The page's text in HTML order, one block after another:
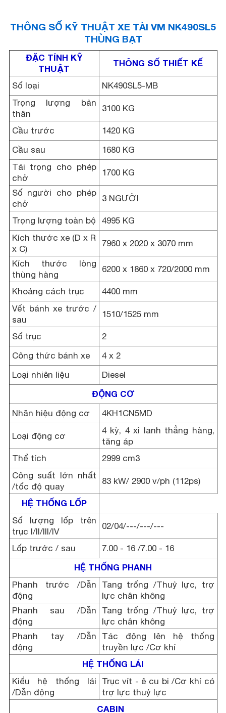
THÔNG SỐ KỸ THUẬT XE TÀI VM NK490SL5
THÙNG BẠT
ĐẶC TÍNH KỸ
THUẬT
THÔNG SỐ THIẾT KẾ
Số loại
NK490SL5-MB
Trọng lượng bản
thân
3100 KG
Cầu trước
1420 KG
Cầu sau
1680 KG
Tải trọng cho phép
chở
1700 KG
Số người cho phép
chở
3 NGƯỜI
Trọng lượng toàn bộ
4995 KG
Kích thước xe (D x R
x C)
7960 x 2020 x 3070 mm
Kích thước lòng
thùng hàng
6200 x 1860 x 720/2000 mm
Khoảng cách trục
4400 mm
Vết bánh xe trước /
sau
1510/1525 mm
Số trục
2
Công thức bánh xe
4 x 2
Loại nhiên liệu
Diesel
ĐỘNG CƠ
Nhãn hiệu động cơ 4KH1CN5MD
Loại động cơ
4 kỳ, 4 xi lanh thẳng hàng,
tăng áp
Thể tích
2999 cm3
Công suất lớn nhất
/tốc độ quay
83 kW/ 2900 v/ph (112ps)
HỆ THỐNG LỐP
Số lượng lốp trên
trục I/II/III/IV
02/04/---/---/---
Lốp trước / sau 7.00 - 16 /7.00 - 16
HỆ THỐNG PHANH
Phanh trước /Dẫn
động
Tang trống /Thuỷ lực, trợ
lực chân không
Phanh sau /Dẫn
động
Tang trống /Thuỷ lực, trợ
lực chân không
Phanh tay /Dẫn
động
Tác động lên hệ thống
truyền lực /Cơ khí
HỆ THỐNG LÁI
Kiểu hệ thống lái
/Dẫn động
Trục vít - ê cu bi /Cơ khí có
trợ lực thuỷ lực
CABIN